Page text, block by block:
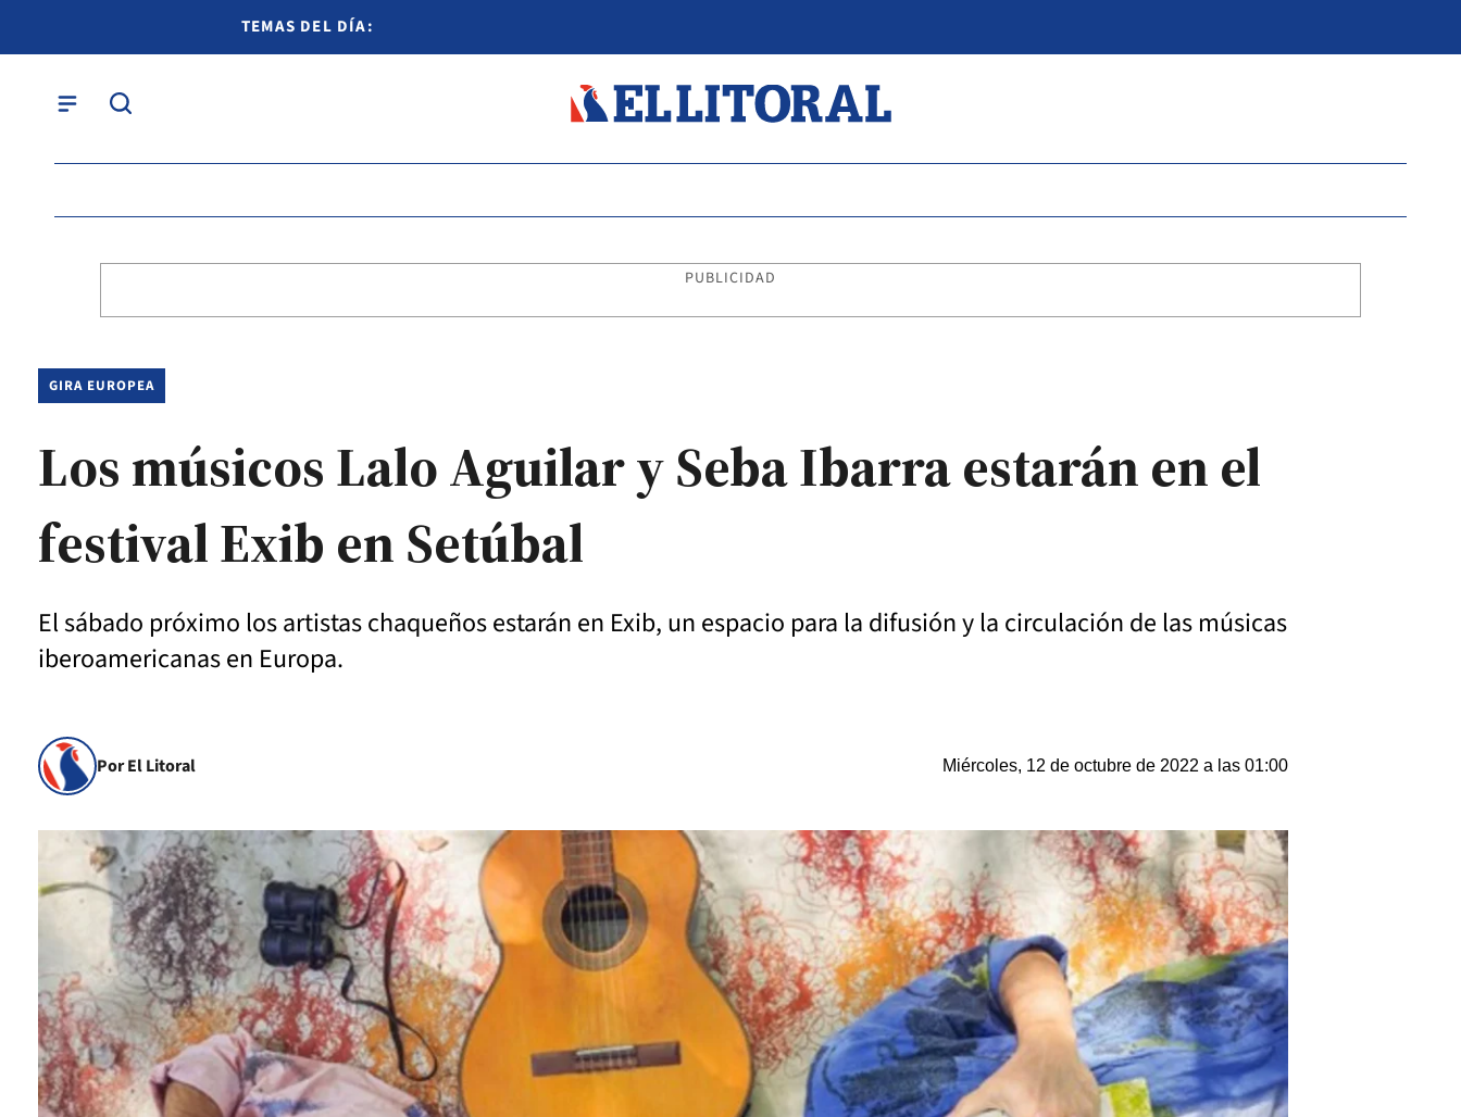
TEMAS DEL DÍA:
PUBLICIDAD
GIRA EUROPEA
Los músicos Lalo Aguilar y Seba Ibarra estarán en el
festival Exib en Setúbal
El sábado próximo los artistas chaqueños estarán en Exib, un espacio para la difusión y la circulación de las músicas
iberoamericanas en Europa.
Por El Litoral Miércoles, 12 de octubre de 2022 a las 01:00